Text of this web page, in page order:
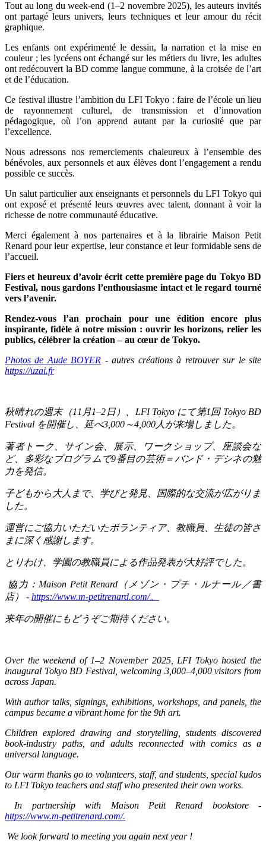
Tout au long du week-end (1–2 novembre 2025), les auteurs invités
ont partagé leurs univers, leurs techniques et leur amour du récit
graphique.
Les enfants ont expérimenté le dessin, la narration et la mise en
couleur ; les lycéens ont échangé sur les métiers du livre, les adultes
ont redécouvert la BD comme langue commune, à la croisée de l’art
et de l’éducation.
Ce festival illustre l’ambition du LFI Tokyo : faire de l’école un lieu
de rayonnement culturel, de transmission et d’innovation
pédagogique, où l’on apprend autant par la curiosité que par
l’excellence.
Nous adressons nos remerciements chaleureux à l’ensemble des
bénévoles, aux personnels et aux élèves dont l’engagement a rendu
possible ce succès.
Un salut particulier aux enseignants et personnels du LFI Tokyo qui
ont exposé et présenté leurs œuvres avec talent, donnant à voir la
richesse de notre communauté éducative.
Merci également à nos partenaires et à la librairie Maison Petit
Renard pour leur expertise, leur constance et leur formidable sens de
l’accueil.
Fiers et heureux d’avoir écrit cette première page du Tokyo BD
Festival, nous gardons l’enthousiasme intact et le regard tourné
vers l’avenir.
Rendez-vous l’an prochain pour une édition encore plus
inspirante, fidèle à notre mission : ouvrir les horizons, relier les
publics, célébrer la création – au cœur de Tokyo.
Photos de Aude BOYER - autres créations à retrouver sur le site
https://uzai.fr
秋晴れの週末（11 月1–2日）、 LFI Tokyo にて第1回Tokyo BD
Festival を開催し、延べ3,000 ～4,000 人が来場しました。
著者トーク、サイン会、展示、ワークショップ、座談会な
ど、多彩なプログラムで9番目の芸術＝バンド・デシネの魅
力を発信。
子どもから大人まで、学びと発見、国際的な交流が広がりま
した。
運営にご協力いただいたボランティア、教職員、生徒の皆さ
まに深く感謝します。
とりわけ、学園の教職員による作品発表が大好評でした。
協力： Maison Petit Renard（メゾン・プチ・ルナール／書
店）
- https://www.m-petitrenard.com/。
来年の開催にもどうぞご期待ください。
Over the weekend of 1–2 November 2025, LFI Tokyo hosted the
inaugural Tokyo BD Festival, welcoming 3,000–4,000 visitors from
across Japan.
With author talks, signings, exhibitions, workshops, and panels, the
campus became a vibrant home for the 9th art.
Children explored drawing and storytelling, students discovered
book-industry paths, and adults reconnected with comics as a
universal language.
Our warm thanks go to volunteers, staff, and students, special kudos
to LFI Tokyo teachers and staff who presented their own works.
In partnership with Maison Petit Renard bookstore -
https://www.m-petitrenard.com/.
We look forward to meeting you again next year !